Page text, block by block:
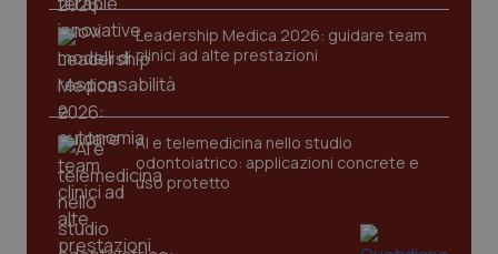
Leadership Medica 2026: guidare team
clinici ad alte prestazioni
AI e telemedicina nello studio
odontoiatrico: applicazioni concrete e
uso protetto